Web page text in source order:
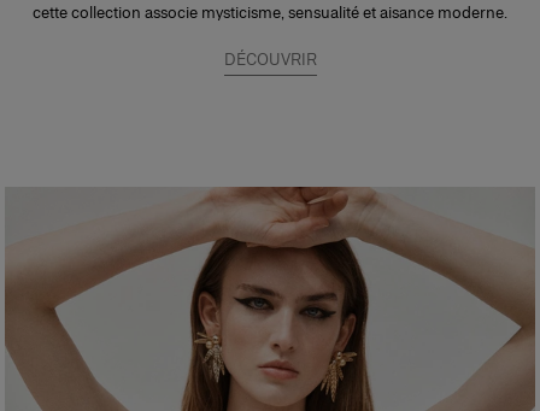
cette collection associe mysticisme, sensualité et aisance moderne.
DÉCOUVRIR